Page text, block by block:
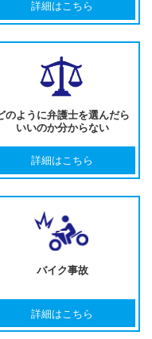
詳細はこちら
のように弁護士を選んだら
いいのか分からない
詳細はこちら
バイク事故
詳細はこちら